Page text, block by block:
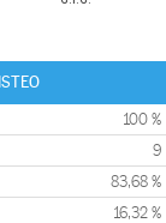
100 %
9
83,68 %
16,32 %